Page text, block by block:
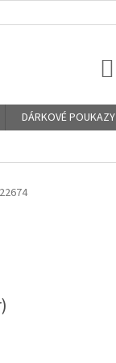
DÁRKOVÉ POUKAZY
22674
)